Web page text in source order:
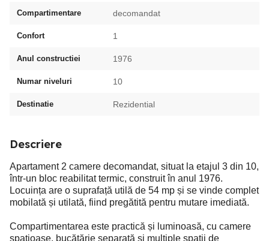
Compartimentare decomandat
Confort 1
Anul constructiei 1976
Numar niveluri 10
Destinatie Rezidential
Descriere
Apartament 2 camere decomandat, situat la etajul 3 din 10,
într-un bloc reabilitat termic, construit în anul 1976.
Locuința are o suprafață utilă de 54 mp și se vinde complet
mobilată și utilată, fiind pregătită pentru mutare imediată.
Compartimentarea este practică și luminoasă, cu camere
spațioase, bucătărie separată și multiple spații de